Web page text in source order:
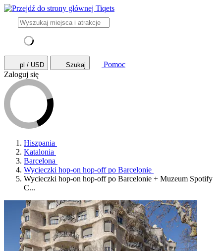
pl / USD Szukaj
Pomoc
Zaloguj się
Hiszpania
Katalonia
Barcelona
Wycieczki hop-on hop-off po Barcelonie
Wycieczki hop-on hop-off po Barcelonie + Muzeum Spotify
C...